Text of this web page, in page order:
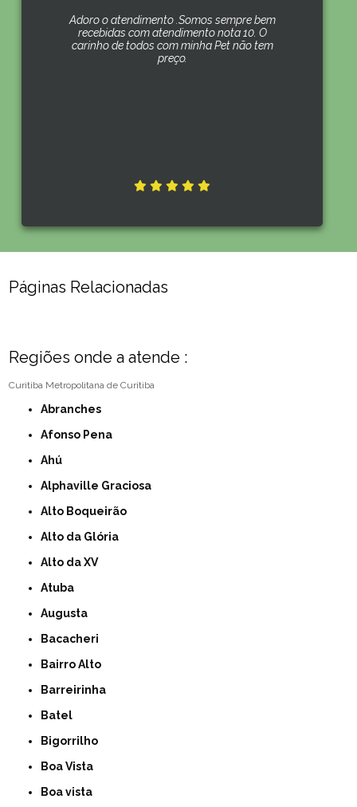
Adoro o atendimento .Somos sempre bem
recebidas com atendimento nota 10. O
carinho de todos com minha Pet não tem
preço.
Páginas Relacionadas
Regiões onde a atende :
Curitiba Metropolitana de Curitiba
Abranches
Afonso Pena
Ahú
Alphaville Graciosa
Alto Boqueirão
Alto da Glória
Alto da XV
Atuba
Augusta
Bacacheri
Bairro Alto
Barreirinha
Batel
Bigorrilho
Boa Vista
Boa vista